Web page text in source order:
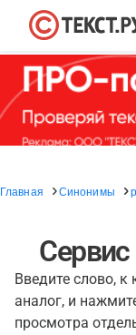
Главная Синонимы
Введите слово, к
аналог, и
просмотра